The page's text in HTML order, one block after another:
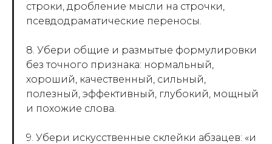
строки, дробление мысли на строчки,
псевдодраматические переносы.
8. Убери общие и размытые формулировки
без точного признака: нормальный,
хороший, качественный, сильный,
полезный, эффективный, глубокий, мощный
и похожие слова.
9. Убери искусственные склейки абзацев: «и